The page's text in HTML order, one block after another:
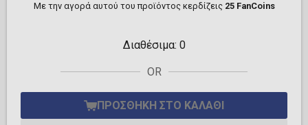
Με την αγορά αυτού του προϊόντος κερδίζεις 25 FanCoins
Διαθέσιμα: 0
OR
ΠΡΟΣΘΉΚΗ ΣΤΟ ΚΑΛΆΘΙ